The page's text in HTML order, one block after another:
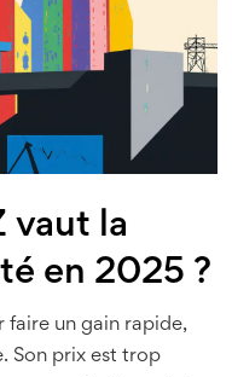
vaut la
en 2025 ?
faire un gain rapide,
Son prix est trop